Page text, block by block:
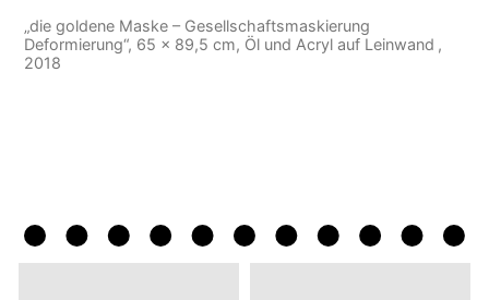
„die goldene Maske – Gesellschaftsmaskierung
Deformierung“, 65 x 89,5 cm, Öl und Acryl auf Leinwand ,
2018